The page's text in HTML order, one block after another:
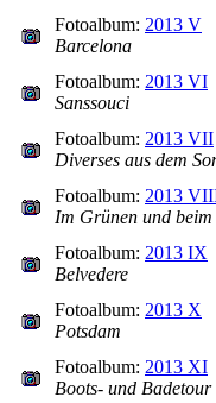
Fotoalbum: 2013 V
Barcelona
Fotoalbum: 2013 VI
Sanssouci
Fotoalbum: 2013 VII
Diverses aus dem
Fotoalbum: 2013
Im Grünen und
Fotoalbum: 2013 IX
Belvedere
Fotoalbum: 2013 X
Potsdam
Fotoalbum: 2013 XI
Boots- und Badetour